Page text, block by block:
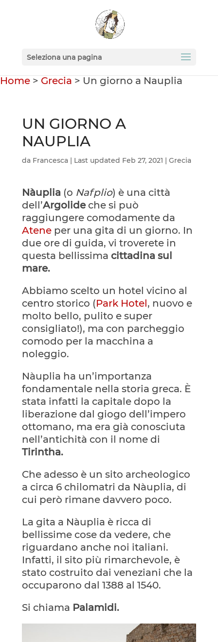
Seleziona una pagina
Home > Grecia > Un giorno a Nauplia
UN GIORNO A
NAUPLIA
da Francesca| Last updated Feb 27, 2021 | Grecia
Nàuplia (o Nafplio) è una città
dell’Argolideche si può
raggiungere comodamente da
Ateneper una gita di un giorno. In
due ore di guida, vi troverete in
questa bellissima cittadina sul
mare.
Abbiamo scelto un hotel vicino al
centro storico (Park Hotel, nuovo e
molto bello, pulito e super
consigliato!), ma con parcheggio
comodo per la macchina a
noleggio.
Nàuplia ha un’importanza
fondamentale nella storia greca. È
stata infatti la capitale dopo la
liberazione dal giogo dell’impero
ottomano, ma era già conosciuta
nell’antichità con il nome di
Tirintha.
Che adesso è un sito archeologico
a circa 6 chilomatri da Nàuplia, di
cui però rimane davvero poco.
La gita a Nàuplia è ricca di
bellissime cose da vedere, che
riguardano anche noi italiani.
Infatti, il sito più rimarchevole, è
stato costruito dai veneziani che la
occuparono dal 1388 al 1540.
Si chiama Palamidi.